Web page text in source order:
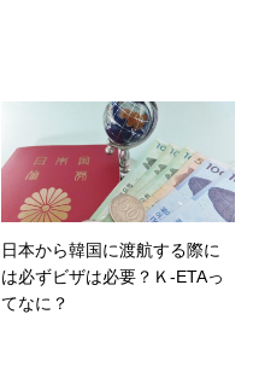
日本から韓国に渡航する際に
は必ずビザは必要？Ｋ-ETAっ
てなに？